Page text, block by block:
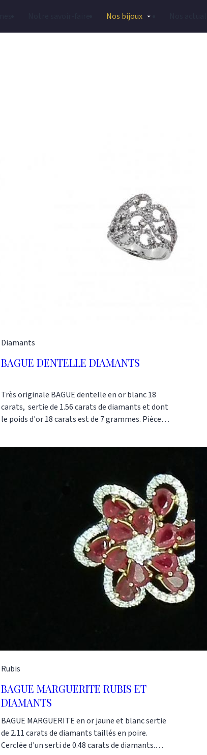
Nos bijoux
Diamants
BAGUE DENTELLE DIAMANTS
Très originale BAGUE dentelle en or blanc 18
carats, sertie de 1.56 carats de diamants et dont
le poids d'or 18 carats est de 7 grammes. Pièce
Rubis
BAGUE MARGUERITE RUBIS ET
DIAMANTS
BAGUE MARGUERITE en or jaune et blanc sertie
de 2.11 carats de diamants taillés en poire.
Cerclée d'un serti de 0.48 carats de diamants.